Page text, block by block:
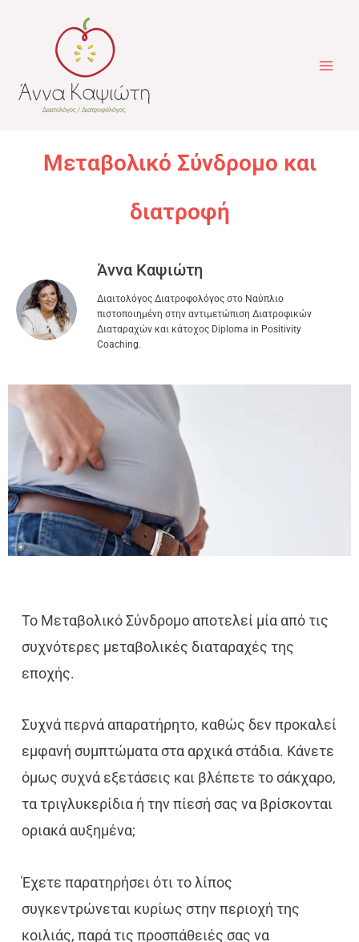
περιεχόμενο
Μεταβολικό Σύνδρομο και
διατροφή
Άννα Καψιώτη
Διαιτολόγος Διατροφολόγος στο Ναύπλιο
πιστοποιημένη στην αντιμετώπιση Διατροφικών
Διαταραχών και κάτοχος Diploma in Positivity
Coaching.
Το Μεταβολικό Σύνδρομο αποτελεί μία από τις
συχνότερες μεταβολικές διαταραχές της
εποχής.
Συχνά περνά απαρατήρητο, καθώς δεν προκαλεί
εμφανή συμπτώματα στα αρχικά στάδια. Κάνετε
όμως συχνά εξετάσεις και βλέπετε το σάκχαρο,
τα τριγλυκερίδια ή την πίεσή σας να βρίσκονται
οριακά αυξημένα;
Έχετε παρατηρήσει ότι το λίπος
συγκεντρώνεται κυρίως στην περιοχή της
κοιλιάς, παρά τις προσπάθειές σας να